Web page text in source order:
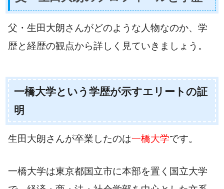
父・生田大朗さんがどのような人物なのか、学
歴と経歴の観点から詳しく見ていきましょう。
一橋大学という学歴が示すエリートの証
明
生田大朗さんが卒業したのは一橋大学です。
一橋大学は東京都国立市に本部を置く国立大学